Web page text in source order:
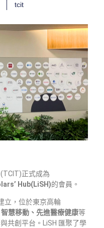
tcit
正式成為
Hub(LiSH)的會員。
立，位於東京高輪
慧移動、先進醫療健康等
共創平台。LiSH 匯聚了學